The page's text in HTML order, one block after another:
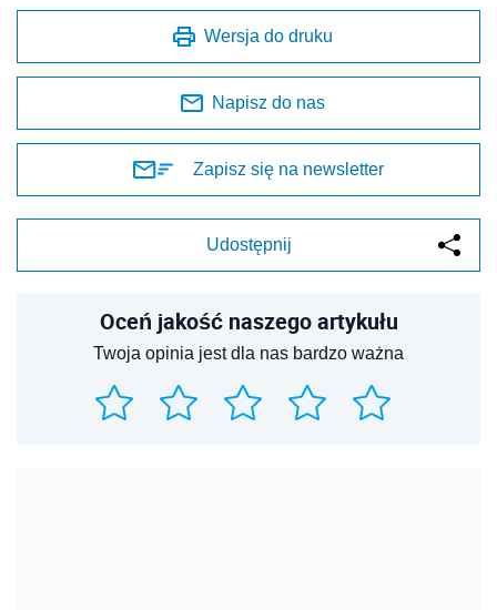
Wersja do druku
Napisz do nas
Zapisz się na newsletter
Udostępnij
Oceń jakość naszego artykułu
Twoja opinia jest dla nas bardzo ważna